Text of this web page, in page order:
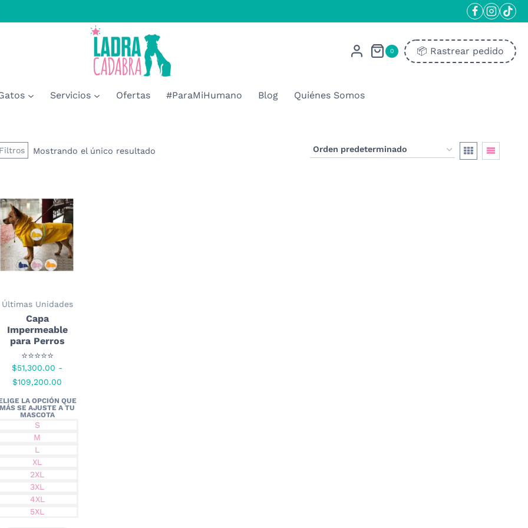
0 📦​ Rastrear pedido
Servicios Ofertas #ParaMiHumano Blog Quiénes Somos
Filtros Mostrando el único resultado
Últimas Unidades
Capa
Impermeable
para Perros
⭐⭐⭐⭐⭐
$51,300.00 -
$109,200.00
precios:
S
M
L
XL
2XL
3XL
4XL
5XL